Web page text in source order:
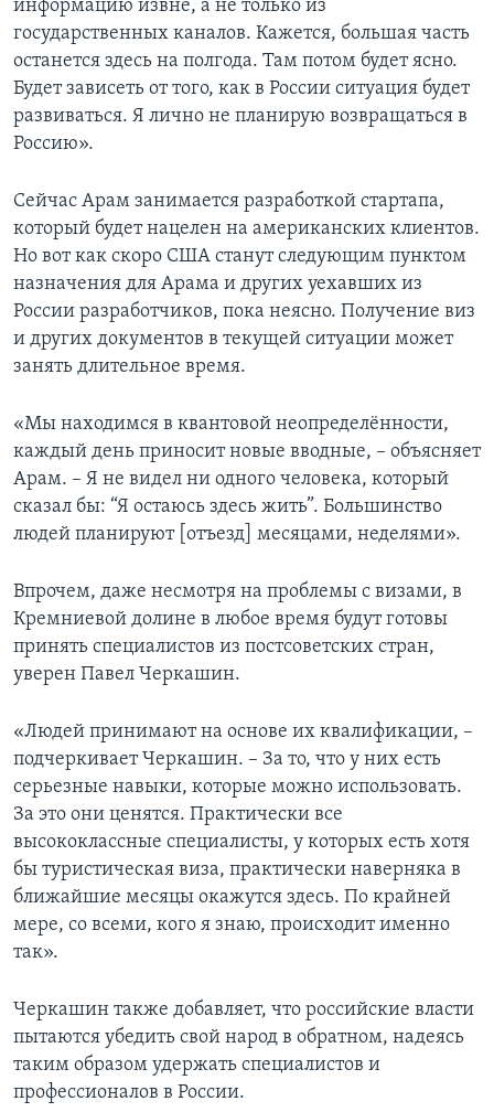
информацию извне, а не только из
государственных каналов. Кажется, большая часть
останется здесь на полгода. Там потом будет ясно.
Будет зависеть от того, как в России ситуация будет
развиваться. Я лично не планирую возвращаться в
Россию».
Сейчас Арам занимается разработкой стартапа,
который будет нацелен на американских клиентов.
Но вот как скоро США станут следующим пунктом
назначения для Арама и других уехавших из
России разработчиков, пока неясно. Получение виз
и других документов в текущей ситуации может
занять длительное время.
«Мы находимся в квантовой неопределённости,
каждый день приносит новые вводные, – объясняет
Арам. – Я не видел ни одного человека, который
сказал бы: “Я остаюсь здесь жить”. Большинство
людей планируют [отъезд] месяцами, неделями».
Впрочем, даже несмотря на проблемы с визами, в
Кремниевой долине в любое время будут готовы
принять специалистов из постсоветских стран,
уверен Павел Черкашин.
«Людей принимают на основе их квалификации, –
подчеркивает Черкашин. – За то, что у них есть
серьезные навыки, которые можно использовать.
За это они ценятся. Практически все
высококлассные специалисты, у которых есть хотя
бы туристическая виза, практически наверняка в
ближайшие месяцы окажутся здесь. По крайней
мере, со всеми, кого я знаю, происходит именно
так».
Черкашин также добавляет, что российские власти
пытаются убедить свой народ в обратном, надеясь
таким образом удержать специалистов и
профессионалов в России.